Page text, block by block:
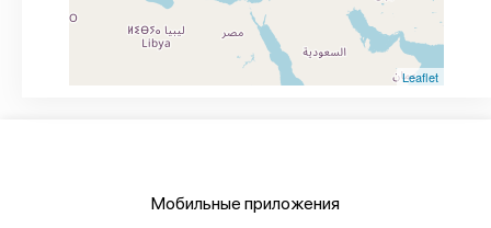
Leaflet
Мобильные приложения